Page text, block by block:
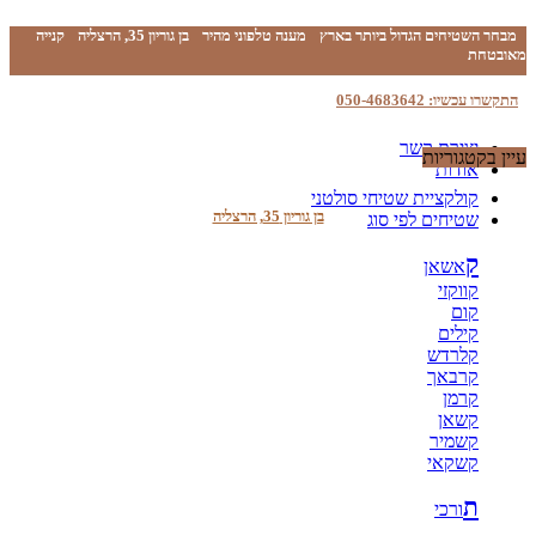
מבחר השטיחים הגדול ביותר בארץ מענה טלפוני מהיר בן גוריון 35, הרצליה
קנייה
מאובטחת
התקשרו עכשיו: 050-4683642
יצירת קשר
אודות
בן גוריון 35, הרצליה
עיין בקטגוריות
קולקציית שטיחי סולטני
שטיחים לפי סוג
קאשאן
קווקזי
קום
קילים
קלרדש
קרבאך
קרמן
קשאן
קשמיר
קשקאי
תורכי